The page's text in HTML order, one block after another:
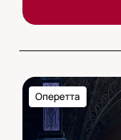
Оперетта